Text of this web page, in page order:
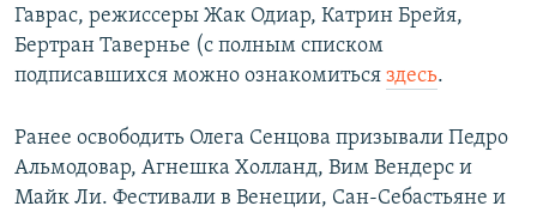
Гаврас, режиссеры Жак Одиар, Катрин Брейя,
Бертран Тавернье (с полным списком
подписавшихся можно ознакомиться здесь.
Ранее освободить Олега Сенцова призывали Педро
Альмодовар, Агнешка Холланд, Вим Вендерс и
Майк Ли. Фестивали в Венеции, Сан-Себастьяне и